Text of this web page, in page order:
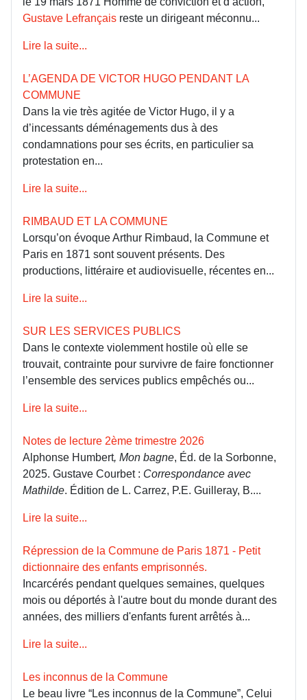
Gustave Lefrançais reste un dirigeant méconnu...
Lire la suite...
L’AGENDA DE VICTOR HUGO PENDANT LA
COMMUNE
Dans la vie très agitée de Victor Hugo, il y a
d’incessants déménagements dus à des
condamnations pour ses écrits, en particulier sa
protestation en...
Lire la suite...
RIMBAUD ET LA COMMUNE
Lorsqu’on évoque Arthur Rimbaud, la Commune et
Paris en 1871 sont souvent présents. Des
productions, littéraire et audiovisuelle, récentes en...
Lire la suite...
SUR LES SERVICES PUBLICS
Dans le contexte violemment hostile où elle se
trouvait, contrainte pour survivre de faire fonctionner
l’ensemble des services publics empêchés ou...
Lire la suite...
Notes de lecture 2ème trimestre 2026
Alphonse Humbert, Mon bagne, Éd. de la Sorbonne,
2025. Gustave Courbet : Correspondance avec
Mathilde. Édition de L. Carrez, P.E. Guilleray, B....
Lire la suite...
Répression de la Commune de Paris 1871 - Petit
dictionnaire des enfants emprisonnés.
Incarcérés pendant quelques semaines, quelques
mois ou déportés à l'autre bout du monde durant des
années, des milliers d'enfants furent arrêtés à...
Lire la suite...
Les inconnus de la Commune
Le beau livre “Les inconnus de la Commune”, Celui